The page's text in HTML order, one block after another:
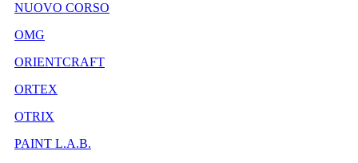
NUOVO CORSO
OMG
ORIENTCRAFT
ORTEX
OTRIX
PAINT L.A.B.